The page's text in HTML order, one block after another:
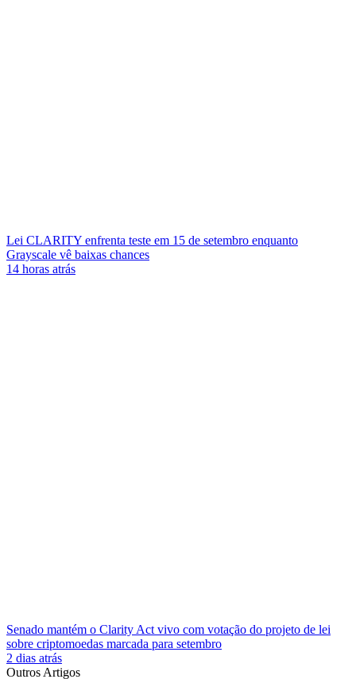
Lei CLARITY enfrenta teste em 15 de setembro enquanto
Grayscale vê baixas chances
14 horas atrás
Senado mantém o Clarity Act vivo com votação do projeto de lei
sobre criptomoedas marcada para setembro
2 dias atrás
Outros Artigos